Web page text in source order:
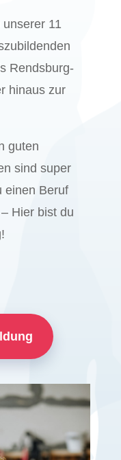
11
Rendsburg-
hinaus zur
guten
sind super
einen Beruf
Hier bist du